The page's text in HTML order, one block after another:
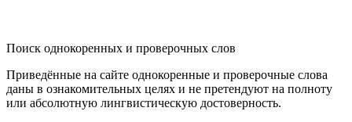
Поиск однокоренных и проверочных слов
Приведённые на сайте однокоренные и проверочные слова
даны в ознакомительных целях и не претендуют на полноту
или абсолютную лингвистическую достоверность.